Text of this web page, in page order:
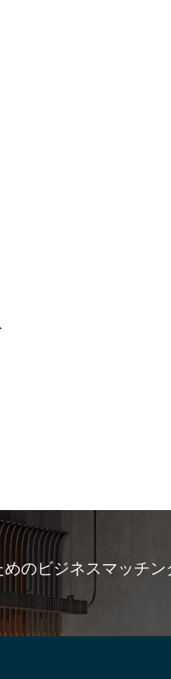
のビジネスマッチン